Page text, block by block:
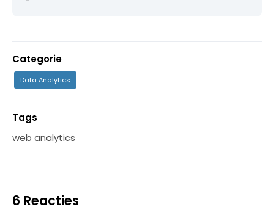
Categorie
Data Analytics
Tags
web analytics
6 Reacties